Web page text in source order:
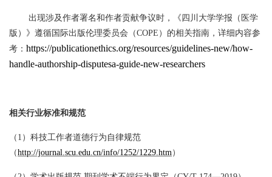
出现涉及作者署名和作者贡献争议时，《四川大学学报（医学
版）》遵循国际出版伦理委员会（COPE）的相关指南，详细内容参
考： https://publicationethics.org/resources/guidelines-new/how-
handle-authorship-disputesa-guide-new-researchers
相关行业标准和规范
（1）科技工作者道德行为自律规范
（http://journal.scu.edu.cn/info/1252/1229.htm）